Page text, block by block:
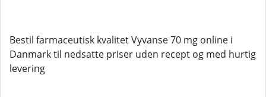
Bestil farmaceutisk kvalitet Vyvanse 70 mg online i
Danmark til nedsatte priser uden recept og med hurtig
levering